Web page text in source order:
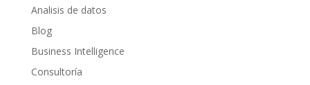
Analisis de datos
Blog
Business Intelligence
Consultoría